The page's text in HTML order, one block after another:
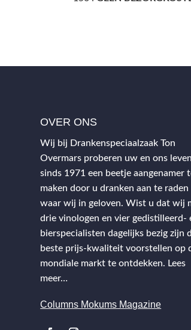
OVER ONS
Wij bij Drankenspeciaalzaak Ton
Overmars proberen uw en ons leven
sinds 1971 een beetje aangenamer
maken door u dranken aan te raden
waar wij in geloven. Wist u dat wij
drie vinologen en vier gedistilleerd-
bierspecialisten dagelijks bezig zijn
beste prijs-kwaliteit voorstellen op
mondiale markt te ontdekken. Lees
meer…
Columns Mokums Magazine